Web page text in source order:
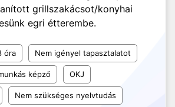
grillszakácsot/konyhai
egri étterembe.
óra Nem igényel tapasztalatot
képző OKJ
Nem szükséges nyelvtudás